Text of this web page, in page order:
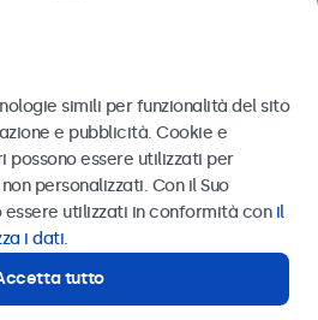
Inviare
al
simili per funzionalità del sito
e pubblicità. Cookie e
essere utilizzati per
personalizzati. Con il Suo
essere utilizzati in conformità con il
i dati.
tutto